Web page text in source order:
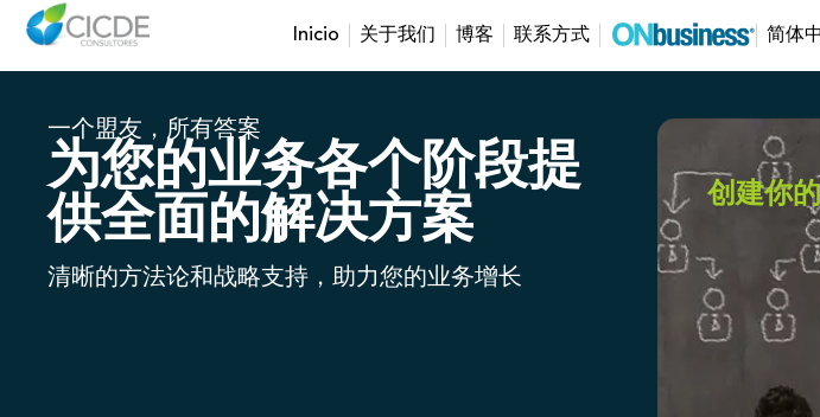
Inicio 关于我们 博客 联系方式 简体
一个盟友，所有答案
为您的业务各个阶段提
供全面的解决方案
清晰的方法论和战略支持，助力您的业务增长
创建你